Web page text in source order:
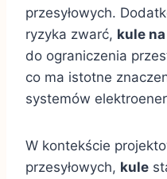
przesyłowych.
ryzyka zwarć, kule
do ograniczenia
co ma istotne
systemów
W kontekście
przesyłowych, kule